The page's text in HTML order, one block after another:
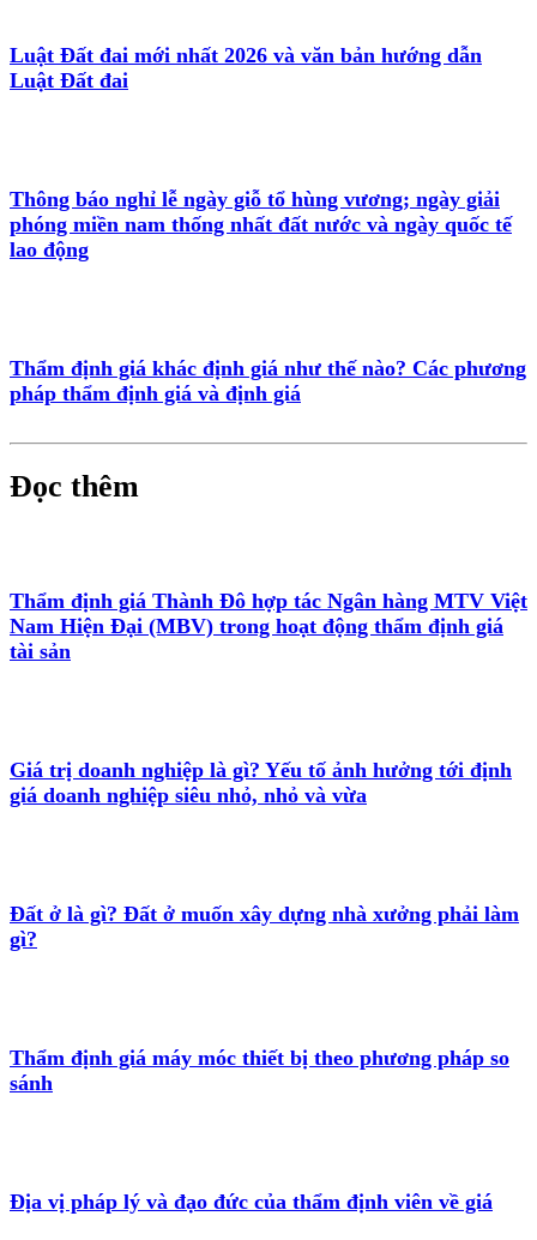
Luật Đất đai mới nhất 2026 và văn bản hướng dẫn
Luật Đất đai
Thông báo nghỉ lễ ngày giỗ tổ hùng vương; ngày giải
phóng miền nam thống nhất đất nước và ngày quốc tế
lao động
Thẩm định giá khác định giá như thế nào? Các phương
pháp thẩm định giá và định giá
Đọc thêm
Thẩm định giá Thành Đô hợp tác Ngân hàng MTV Việt
Nam Hiện Đại (MBV) trong hoạt động thẩm định giá
tài sản
Giá trị doanh nghiệp là gì? Yếu tố ảnh hưởng tới định
giá doanh nghiệp siêu nhỏ, nhỏ và vừa
Đất ở là gì? Đất ở muốn xây dựng nhà xưởng phải làm
gì?
Thẩm định giá máy móc thiết bị theo phương pháp so
sánh
Địa vị pháp lý và đạo đức của thẩm định viên về giá